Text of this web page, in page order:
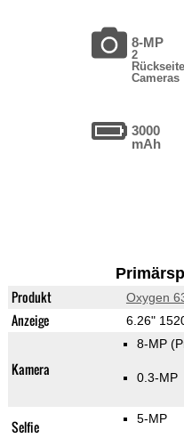
8-MP
2
Rückseite
Cameras
3000
mAh
Produkt Oxygen
Anzeige 6.26"
Kamera
8-MP
0.3-MP
Selfie 5-MP